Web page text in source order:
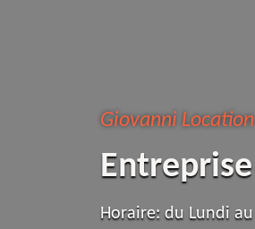
Giovanni
Horaire: du Lundi